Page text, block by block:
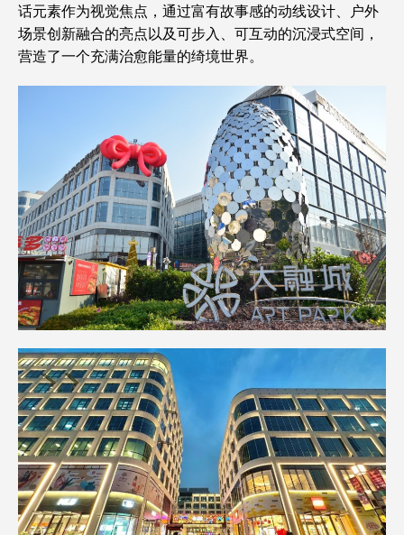
话元素作为视觉焦点，通过富有故事感的动线设计、户外
场景创新融合的亮点以及可步入、可互动的沉浸式空间，
营造了一个充满治愈能量的绮境世界。